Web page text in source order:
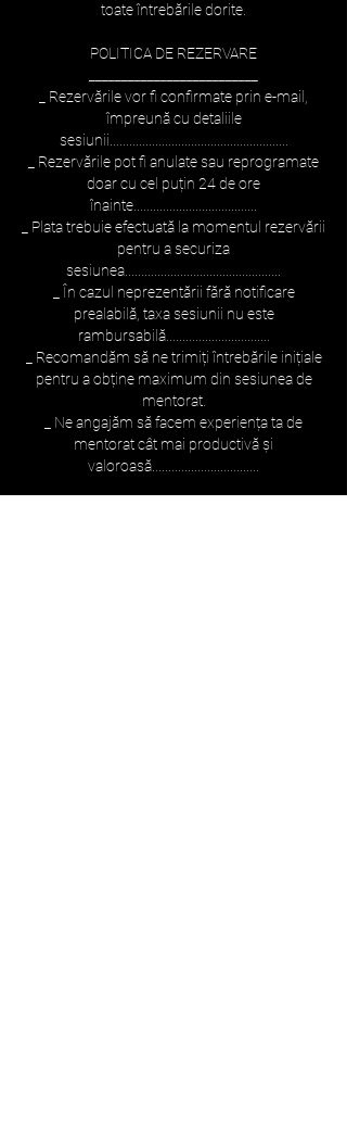
toate întrebările dorite.
POLITICA DE REZERVARE
_ Rezervările vor fi confirmate prin e-mail,
împreună cu detaliile
sesiunii.......................................................
_ Rezervările pot fi anulate sau reprogramate
doar cu cel puțin 24 de ore
înainte......................................
_ Plata trebuie efectuată la momentul rezervării
pentru a securiza
sesiunea................................................
_ În cazul neprezentării fără notificare
prealabilă, taxa sesiunii nu este
rambursabilă................................
_ Recomandăm să ne trimiți întrebările inițiale
pentru a obține maximum din sesiunea de
mentorat.
_ Ne angajăm să facem experiența ta de
mentorat cât mai productivă și
valoroasă.................................